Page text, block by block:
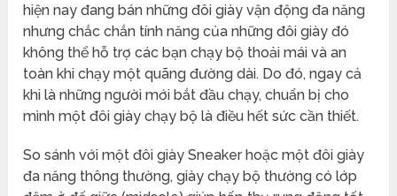
hiện nay đang bán những đôi giày vận động đa năng
nhưng chắc chắn tính năng của những đôi giày đó
không thể hỗ trợ các bạn chạy bộ thoải mái và an
toàn khi chạy một quãng đường dài. Do đó, ngay cả
khi là những người mới bắt đầu chạy, chuẩn bị cho
mình một đôi giày chạy bộ là điều hết sức cần thiết.
So sánh với một đôi giày Sneaker hoặc một đôi giày
đa năng thông thường, giày chạy bộ thường có lớp